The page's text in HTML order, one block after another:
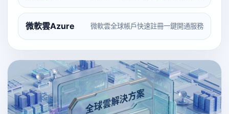
微軟雲Azure 微軟雲全球帳戶快速註冊一鍵開通服務